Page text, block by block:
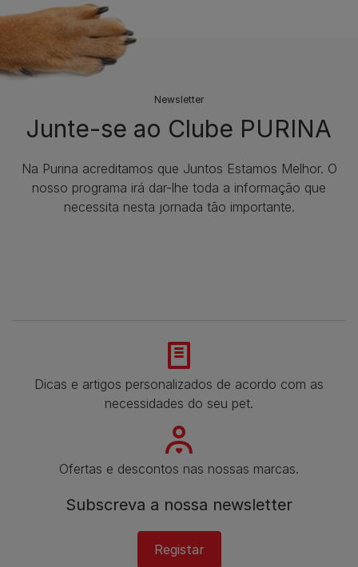
Newsletter
Junte-se ao Clube PURINA
Na Purina acreditamos que Juntos Estamos Melhor. O
nosso programa irá dar-lhe toda a informação que
necessita nesta jornada tão importante.
Dicas e artigos personalizados de acordo com as
necessidades do seu pet.
Ofertas e descontos nas nossas marcas.
Subscreva a nossa newsletter​
Registar